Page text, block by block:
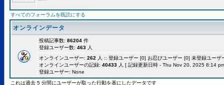
すべてのフォーラムを既読にする
オンラインデータ
投稿記事数: 86204 件
登録ユーザー数: 463 人
オンラインユーザー: 262 人 :: 登録ユーザー [0] お忍びユーザー [0] 未登録ユーザ
オンラインユーザーの記録: 40433 人 [ 記録更新日時 - Thu Nov 20, 2025 8:14
登録ユーザー: None
これは過去 5 分間にユーザーが取った行動を基にしたデータです